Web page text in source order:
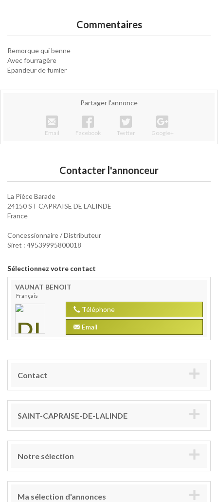
Commentaires
Remorque qui benne
Avec fourragère
Épandeur de fumier
Partager l'annonce
Email Facebook Twitter Google+
Contacter l'annonceur
La Pièce Barade
24150 ST CAPRAISE DE LALINDE
France
Concessionnaire / Distributeur
Siret : 49539995800018
Sélectionnez votre contact
VAUNAT BENOIT
Français
Téléphone
Email
Contact
SAINT-CAPRAISE-DE-LALINDE
Notre sélection
Ma sélection d'annonces